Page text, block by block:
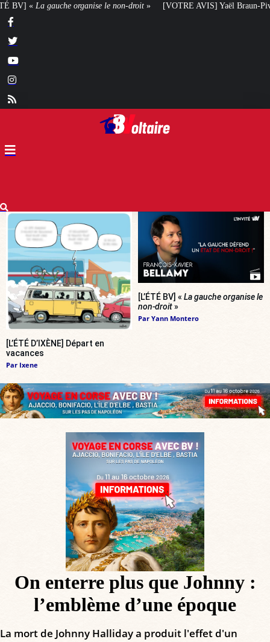
droit» [VOTRE AVIS] Yaël Braun-Pivet doit-elle renoncer à son projet
[L’ÉTÉ D’IXÈNE] Départ en
vacances
Par Ixene
[L’ÉTÉ BV] « La gauche organise le
non-droit»
Par Yann Montero
On enterre plus que Johnny :
l’emblème d’une époque
La mort de Johnny Halliday a produit l'effet d'un